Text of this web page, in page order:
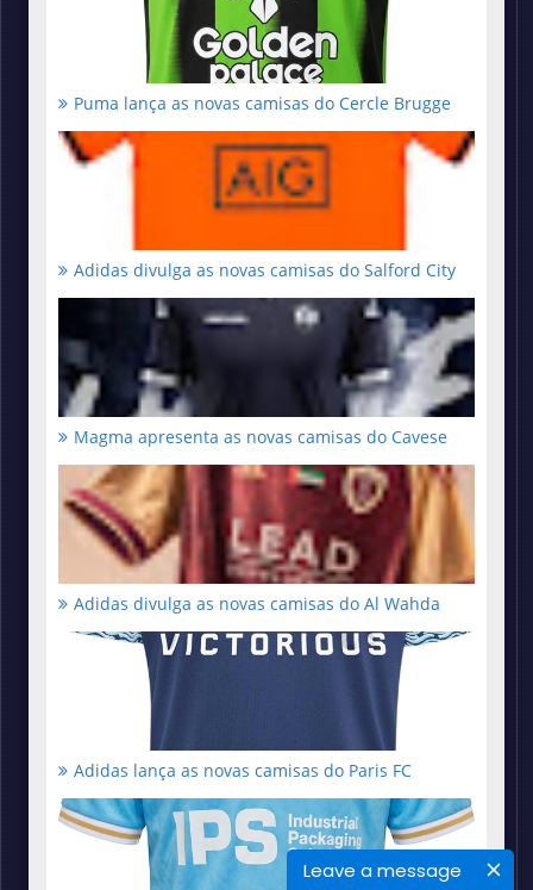
Leave a message
Puma lança as novas camisas do Cercle Brugge
Adidas divulga as novas camisas do Salford City
Magma apresenta as novas camisas do Cavese
Adidas divulga as novas camisas do Al Wahda
Adidas lança as novas camisas do Paris FC